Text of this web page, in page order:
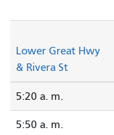
Lower Great Hwy
& Rivera St
5:20 a. m.
5:50 a. m.